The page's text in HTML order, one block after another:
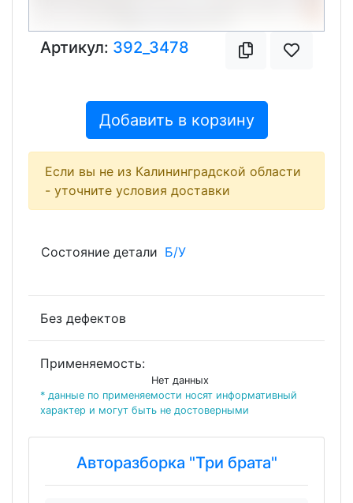
Артикул: 392_3478
Добавить в корзину
Если вы не из Калининградской области
- уточните условия доставки
Состояние детали Б/У
Без дефектов
Применяемость:
Нет данных
* данные по применяемости носят информативный
характер и могут быть не достоверными
Авторазборка "Три брата"